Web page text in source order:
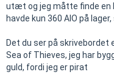
utæt og jeg måtte finde en
havde kun 360 AIO på
Det du ser på skrivebordet
Sea of Thieves, jeg har
guld, fordi jeg er pirat